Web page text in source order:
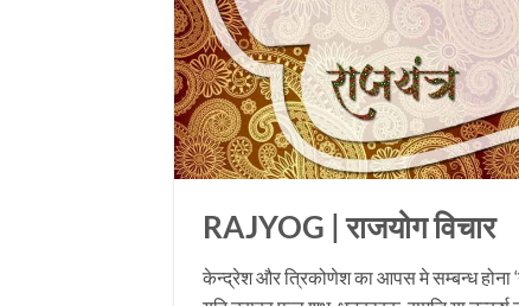
RAJYOG | राजयोग विचार
केन्द्रेश और त्रिकोणेश का आपस मे सम्बन्ध होना